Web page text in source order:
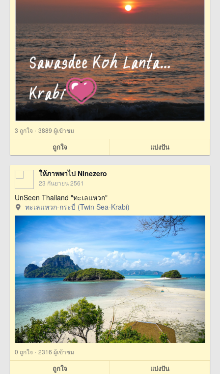
3 ถูกใจ · 3889 ผู้เข้าชม
ถูกใจ แบ่งปัน
ให้ภาพพาไป Ninezero
23 กันยายน 2561
UnSeen Thailand "ทะเลแหวก"
ทะเลแหวก-กระบี่ (Twin Sea-Krabi)
0 ถูกใจ · 2316 ผู้เข้าชม
ถูกใจ แบ่งปัน